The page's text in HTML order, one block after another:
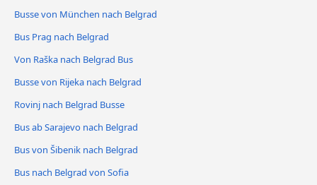
Busse von München nach Belgrad
Bus Prag nach Belgrad
Von Raška nach Belgrad Bus
Busse von Rijeka nach Belgrad
Rovinj nach Belgrad Busse
Bus ab Sarajevo nach Belgrad
Bus von Šibenik nach Belgrad
Bus nach Belgrad von Sofia